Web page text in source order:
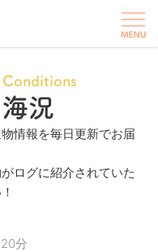
況
情報を毎日更新でお届
ログに紹介されていた
分